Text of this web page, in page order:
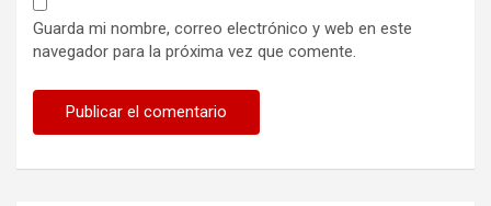
Guarda mi nombre, correo electrónico y web en este
navegador para la próxima vez que comente.